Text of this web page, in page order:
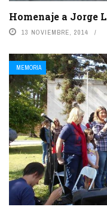
Homenaje a Jorge
13 NOVIEMBRE, 2014
MEMORIA